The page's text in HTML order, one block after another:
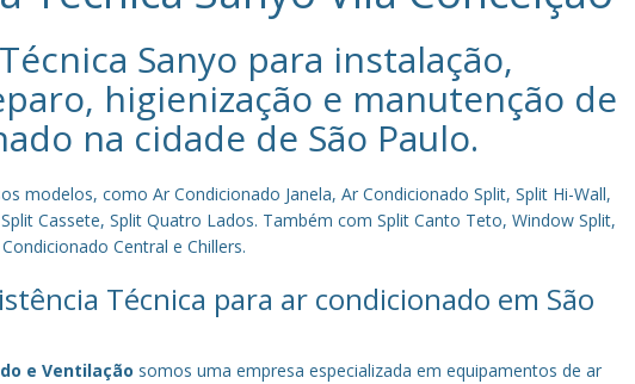
Sanyo‎ para instalação,
higienização e manutenção de
na cidade de São Paulo.
modelos, como Ar Condicionado Janela, Ar Condicionado Split, Split Hi-Wall,
Cassete, Split Quatro Lados. Também com Split Canto Teto, Window Split,
Central e Chillers.
Técnica para ar condicionado em São
e Ventilação somos uma empresa especializada em equipamentos de ar